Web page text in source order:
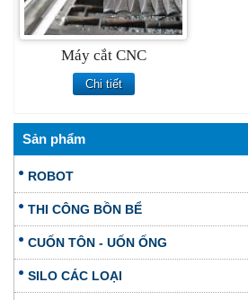
Máy cắt CNC
Chi tiết
Sản phẩm
ROBOT
THI CÔNG BỒN BỂ
CUỐN TÔN - UỐN ỐNG
SILO CÁC LOẠI